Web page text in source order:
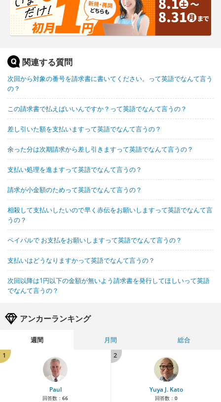
関連する質問
次回から対象の番号を請求書に書いてください。って英語でなんて言う
の？
この請求書で払えばいいんですか？って英語でなんて言うの？
差し引いた額を支払いますって英語でなんて言うの？
余った分は次期請求から差し引きますって英語でなんて言うの？
支払い処理を進ますって英語でなんて言うの？
請求が小金額のためって英語でなんて言うの？
相殺して支払いしたいので早く赤伝をお願いしますって英語でなんて言
うの？
ペイパルで お支払をお願いしますって英語でなんて言うの？
支払いはどうなりますかって英語でなんて言うの？
次回以降は1円以下の金額が無いよう請求書を発行してほしいって英語
でなんて言うの？
アンカーランキング
週間 月間
総合
1
Paul
回答数： 66
2
Yuya J. Kato
回答数： 0